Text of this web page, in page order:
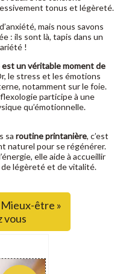
tonus et légèreté.
mais nous savons
: ils sont là, tapis dans un
!
un véritable moment de
le stress et les émotions
notamment sur le foie.
participe à une
qu’émotionnelle.
sa routine printanière, c’est
naturel pour se régénérer.
elle aide à accueillir
légèreté et de vitalité.
Mieux-être »
vous